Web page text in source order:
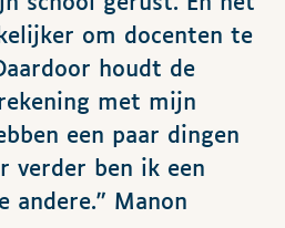
om docenten te
houdt de
met mijn
een paar dingen
verder ben ik een
andere.” Manon